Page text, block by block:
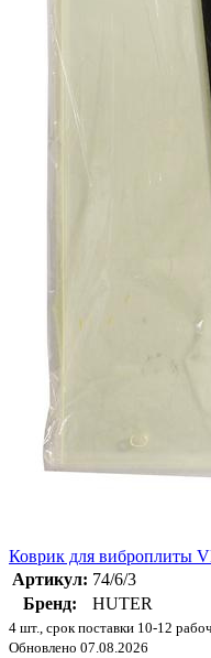
Коврик для виброплиты
Артикул: 74/6/3
Бренд:
HUTER
4 шт., срок поставки 10-12
Обновлено 07.08.2026